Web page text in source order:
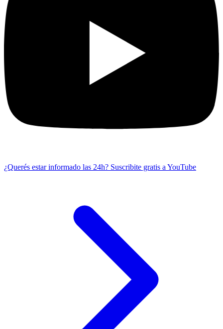
¿Querés estar informado las 24h? Suscribite gratis a YouTube